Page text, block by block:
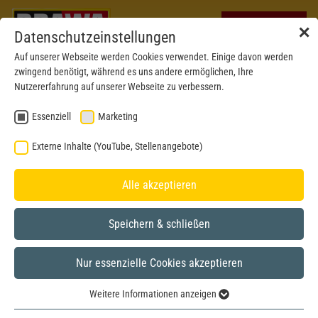
✕
Datenschutzeinstellungen
Auf unserer Webseite werden Cookies verwendet. Einige davon werden
zwingend benötigt, während es uns andere ermöglichen, Ihre
Nutzererfahrung auf unserer Webseite zu verbessern.
Essenziell Marketing
Externe Inhalte (YouTube, Stellenangebote)
Alle akzeptieren
Speichern & schließen
Nur essenzielle Cookies akzeptieren
Weitere Informationen anzeigen